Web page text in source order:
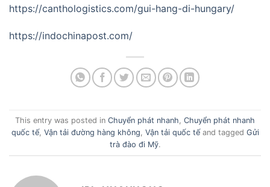
https://canthologistics.com/gui-hang-di-hungary/
https://indochinapost.com/
This entry was posted in Chuyển phát nhanh Chuyển phát nhanh
quốc tế, Vận tải đường hàng không Vận tải quốc tếand tagged Gửi
trà đào đi Mỹ.